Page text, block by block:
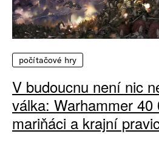
počítačové hry
V budoucnu není nic
válka: Warhammer
mariňáci a krajní